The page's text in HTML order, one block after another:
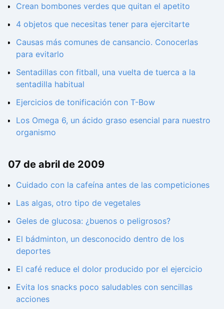
Crean bombones verdes que quitan el apetito
4 objetos que necesitas tener para ejercitarte
Causas más comunes de cansancio. Conocerlas
para evitarlo
Sentadillas con fitball, una vuelta de tuerca a la
sentadilla habitual
Ejercicios de tonificación con T-Bow
Los Omega 6, un ácido graso esencial para nuestro
organismo
07 de abril de 2009
Cuidado con la cafeína antes de las competiciones
Las algas, otro tipo de vegetales
Geles de glucosa: ¿buenos o peligrosos?
El bádminton, un desconocido dentro de los
deportes
El café reduce el dolor producido por el ejercicio
Evita los snacks poco saludables con sencillas
acciones